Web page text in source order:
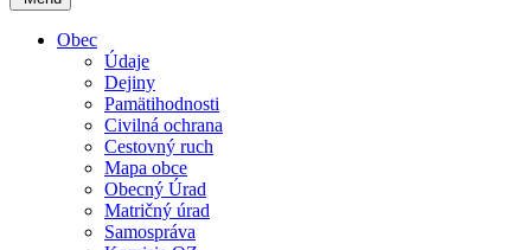
Obec
Údaje
Dejiny
Pamätihodnosti
Civilná ochrana
Cestovný ruch
Mapa obce
Obecný Úrad
Matričný úrad
Samospráva